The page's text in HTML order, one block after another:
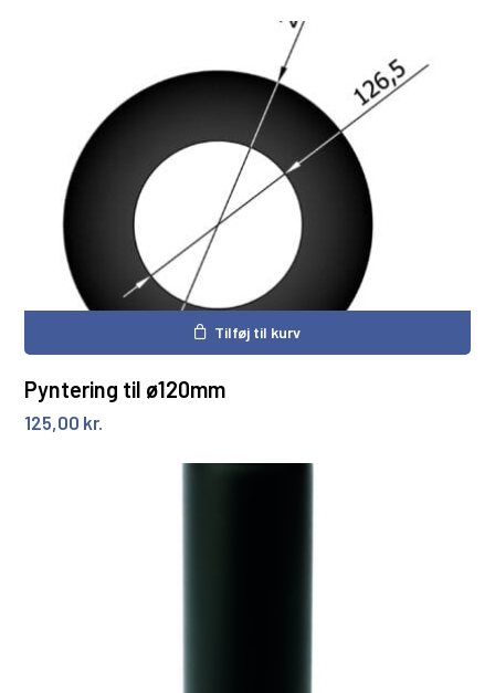
Ingen varer i kurven.
Gå til shoppen
Tilføj til kurv
Pyntering til ø120mm
125,00 kr.